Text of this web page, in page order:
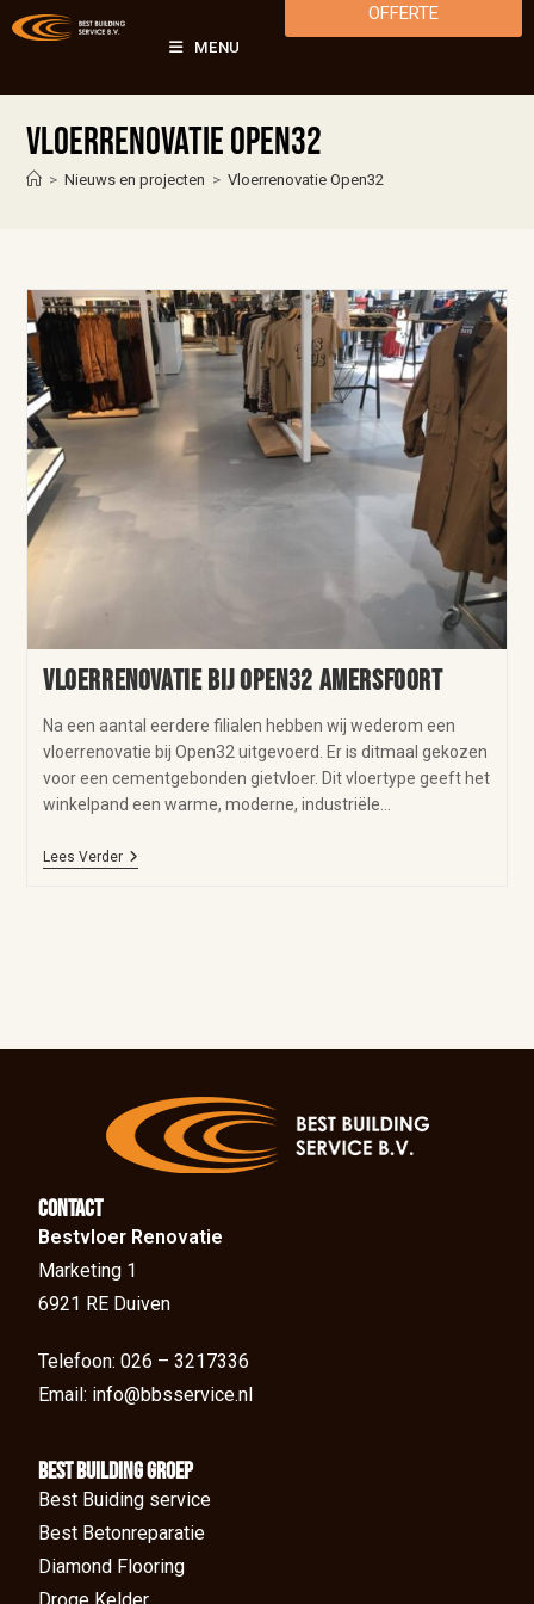
MENU
OFFERTE
Vloerrenovatie Open32
> Nieuws en projecten > Vloerrenovatie Open32
Vloerrenovatie bij Open32 Amersfoort
Na een aantal eerdere filialen hebben wij wederom een
vloerrenovatie bij Open32 uitgevoerd. Er is ditmaal gekozen
voor een cementgebonden gietvloer. Dit vloertype geeft het
winkelpand een warme, moderne, industriële…
Lees Verder
Contact
Bestvloer Renovatie
Marketing 1
6921 RE Duiven
Telefoon: 026 – 3217336
Email: info@bbsservice.nl
BEst Building groep
Best Buiding service
Best Betonreparatie
Diamond Flooring